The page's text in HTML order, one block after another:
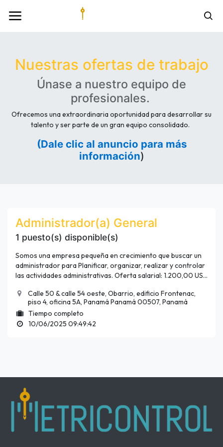
Nuestras ofertas de trabajo
Únase a nuestro equipo de
profesionales.
Ofrecemos una extraordinaria oportunidad para desarrollar su
talento y ser parte de un gran equipo consolidado.
(Dale clic al anuncio para más
información)
Administrador(a) General
1 puesto(s) disponible(s)
Somos una empresa pequeña en crecimiento que buscar un
administrador para Planificar, organizar, realizar y controlar
las actividades administrativas. Oferta salarial: 1.200,00 US$
Debe optimizar el uso de los recursos Implementando el uso
de software ERP (Odoo) y contribuir al logro de los objetivos
estratégicos.
Calle 50 & calle 54 oeste, Obarrio, edificio Frontenac,
piso 4, oficina 5A, Panamá Panamá 00507, Panamá
Tiempo completo
10/06/2025 09:49:42